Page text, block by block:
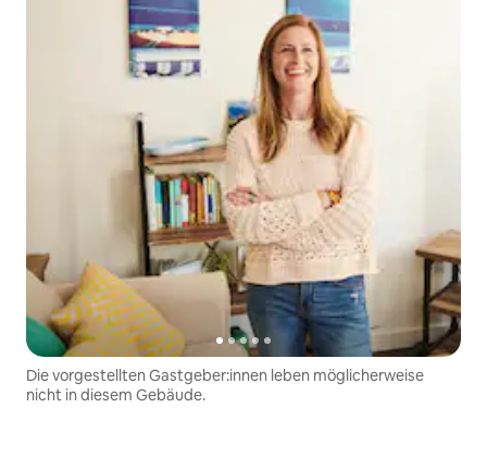
Die vorgestellten Gastgeber:innen leben möglicherweise
nicht in diesem Gebäude.